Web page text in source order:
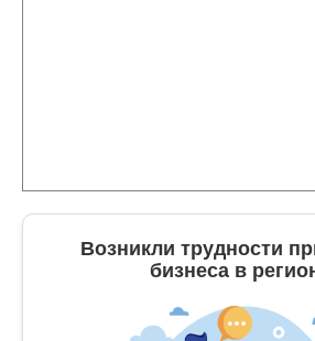
Возникли трудности
бизнеса в